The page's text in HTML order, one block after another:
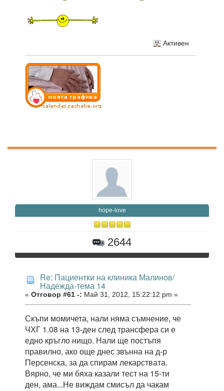
Активен
hope-love
2644
Re: Пациентки на клиника Малинов/
Надежда-тема 14
« Отговор #61 -: Май 31, 2012, 15:22:12 pm »
Скъпи момичета, нали няма съмнение, че
ЧХГ 1.08 на 13-ден след трансфера си е
едно кръгло нищо. Нали ще постъпя
правилно, ако още днес звънна на д-р
Персенска, за да спирам лекарствата.
Вярно, че ми бяха казали тест на 15-ти
ден, ама...Не виждам смисъл да чакам